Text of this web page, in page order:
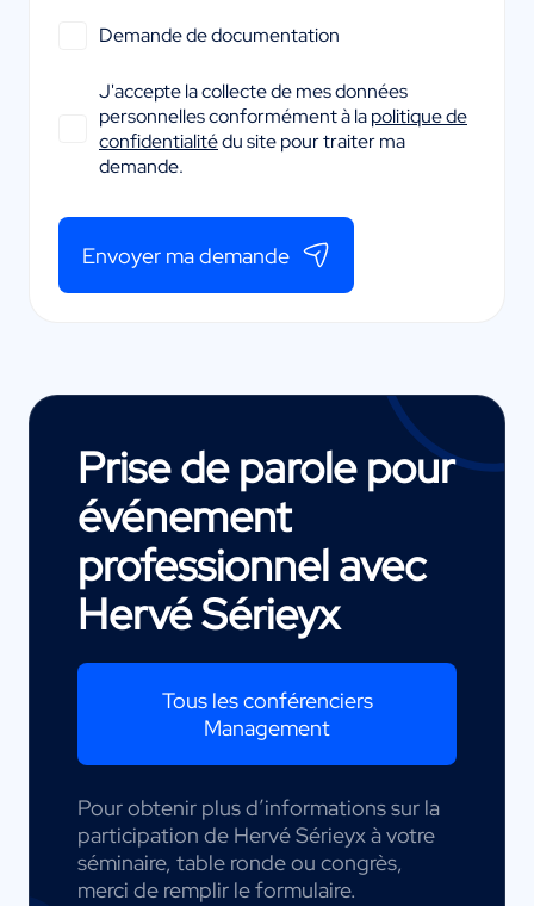
Demande de documentation
J'accepte la collecte de mes données
personnelles conformément à lapolitique de
confidentialitédu site pour traiter ma
demande.
Envoyer ma demande
Prise de parole pour
événement
professionnel avec
Hervé Sérieyx
Tous les conférenciers
Management
Pour obtenir plus d’informations sur la
participation de Hervé Sérieyx à votre
séminaire, table ronde ou congrès,
merci de remplir le formulaire.